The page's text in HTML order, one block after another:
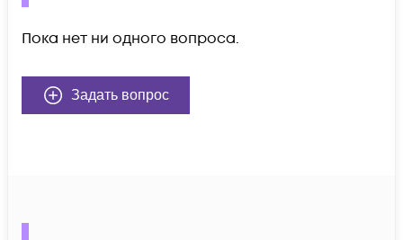
Пока нет ни одного вопроса.
Задать вопрос